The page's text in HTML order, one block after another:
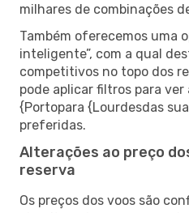
milhares de combinações
Também oferecemos uma
inteligente”, com a qual
competitivos no topo dos
pode aplicar filtros para ver
{Portopara {Lourdesdas
preferidas.
Alterações ao preço
reserva
Os preços dos voos são